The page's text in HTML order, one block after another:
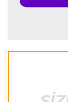
Rassel